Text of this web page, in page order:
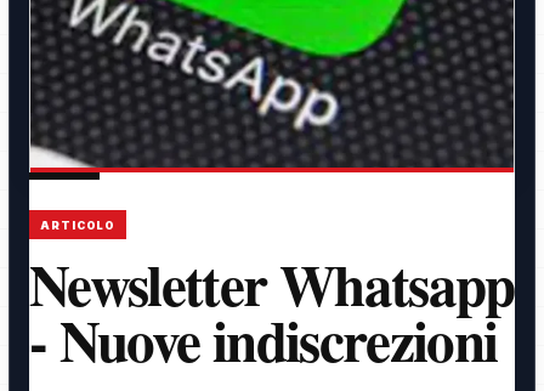
ARTICOLO
Newsletter Whatsapp
- Nuove indiscrezioni